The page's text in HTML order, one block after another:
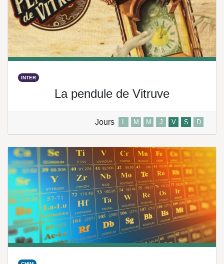
INTER
La pendule de Vitruve
Jours L M M J V S D